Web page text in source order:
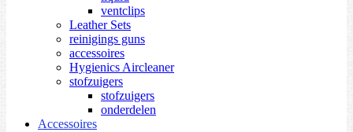
ventclips
Leather Sets
reinigings guns
accessoires
Hygienics Aircleaner
stofzuigers
stofzuigers
onderdelen
Accessoires